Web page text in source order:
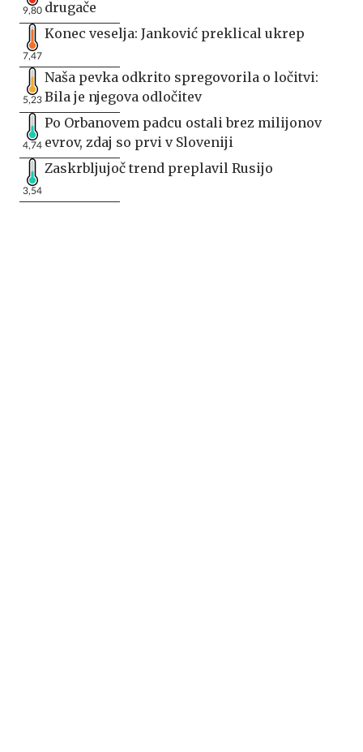
9,80 drugače
7,47
Konec veselja: Janković preklical ukrep
5,23
Naša pevka odkrito spregovorila o ločitvi:
Bila je njegova odločitev
4,74
Po Orbanovem padcu ostali brez milijonov
evrov, zdaj so prvi v Sloveniji
3,54
Zaskrbljujoč trend preplavil Rusijo